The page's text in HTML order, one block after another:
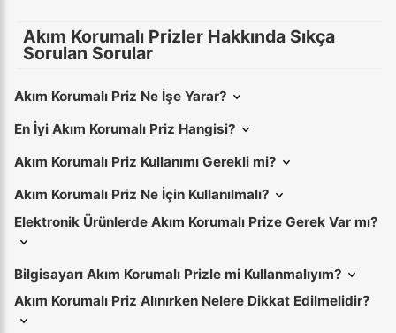
Akım Korumalı Prizler Hakkında Sıkça
Sorulan Sorular
Akım Korumalı Priz Ne İşe Yarar?
En İyi Akım Korumalı Priz Hangisi?
Akım Korumalı Priz Kullanımı Gerekli mi?
Akım Korumalı Priz Ne İçin Kullanılmalı?
Elektronik Ürünlerde Akım Korumalı Prize Gerek Var mı?
Bilgisayarı Akım Korumalı Prizle mi Kullanmalıyım?
Akım Korumalı Priz Alınırken Nelere Dikkat Edilmelidir?